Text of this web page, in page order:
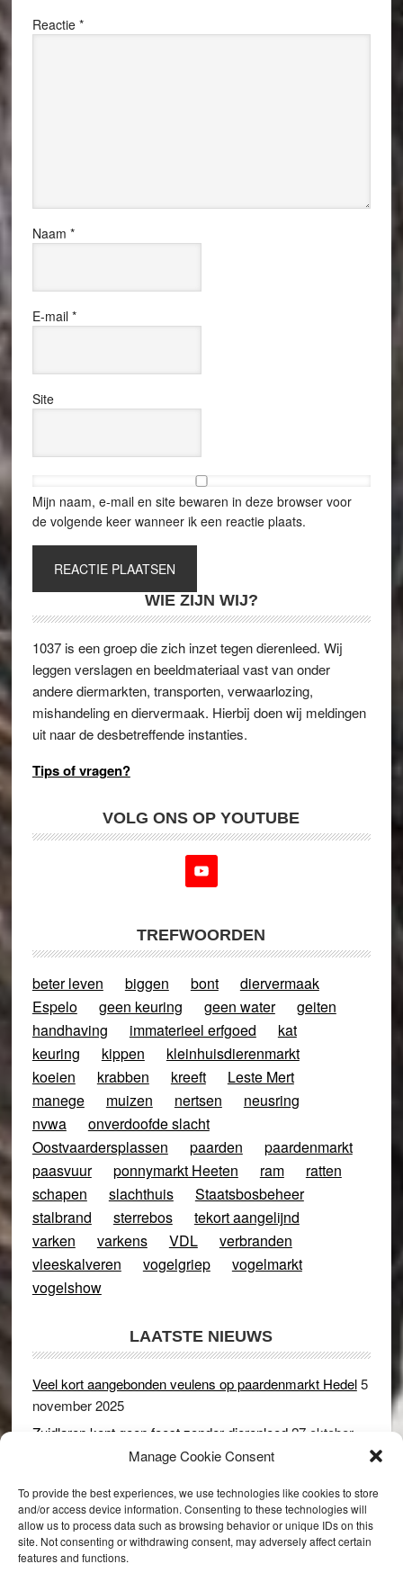
Manage Cookie Consent
To provide the best experiences, we use technologies like cookies to store
and/or access device information. Consenting to these technologies will
allow us to process data such as browsing behavior or unique IDs on this
site. Not consenting or withdrawing consent, may adversely affect certain
features and functions.
Reactie *
Naam *
E-mail *
Site
Mijn naam, e-mail en site bewaren in deze browser voor
de volgende keer wanneer ik een reactie plaats.
WIE ZIJN WIJ?
1037 is een groep die zich inzet tegen dierenleed. Wij
leggen verslagen en beeldmateriaal vast van onder
andere diermarkten, transporten, verwaarlozing,
mishandeling en diervermaak. Hierbij doen wij meldingen
uit naar de desbetreffende instanties.
Tips of vragen?
VOLG ONS OP YOUTUBE
TREFWOORDEN
beter leven biggen bont
diervermaak
Espelo
geen keuring geen water
geiten
handhaving
immaterieel erfgoed
kat
keuring
kippen
kleinhuisdierenmarkt
koeien
krabben kreeft
Leste Mert
manege
muizen nertsen
neusring
nvwa
onverdoofde slacht
Oostvaardersplassen
paarden
paardenmarkt
paasvuur
ponnymarkt Heeten ram
ratten
schapen
slachthuis
Staatsbosbeheer
stalbrand
sterrebos
tekort aangelijnd
varken
varkens VDL
verbranden
vleeskalveren
vogelgriep
vogelmarkt
vogelshow
LAATSTE NIEUWS
Veel kort aangebonden veulens op paardenmarkt Hedel5
november 2025
Zuidlaren kent geen feest zonder dierenleed27 oktober
Rijswijk (Gld) 2 december 2024
Dikbillen sieren de troon op schaamteloos Leste Merte in
Druten 8 november 2024